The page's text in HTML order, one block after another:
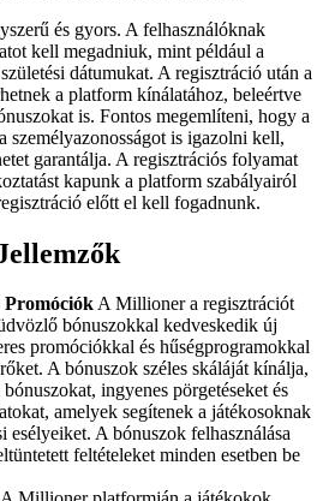
és gyors. A felhasználóknak
kell megadniuk, mint például a
dátumukat. A regisztráció után a
a platform kínálatához, beleértve
is. Fontos megemlíteni, hogy a
személyazonosságot is igazolni kell,
garantálja. A regisztrációs folyamat
kapunk a platform szabályairól
előtt el kell fogadnunk.
PromóciókA Millioner a regisztrációt
bónuszokkal kedveskedik új
promóciókkal és hűségprogramokkal
A bónuszok széles skáláját kínálja,
ingyenes pörgetéseket és
amelyek segítenek a játékosoknak
esélyeiket. A bónuszok felhasználása
feltételeket minden esetben be